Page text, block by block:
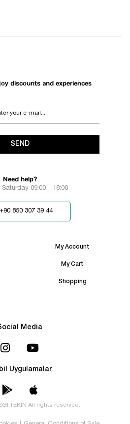
discounts and experiences
SEND
Need help?
09:00 - 18:00
+90 850 307 39 44
My Account
My Cart
Shopping
Media
Uygulamalar
TEKİN All rights reserved.